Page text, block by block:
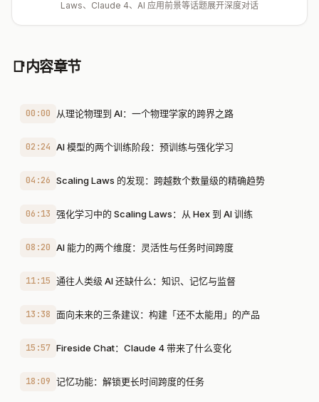
Laws、Claude 4、AI 应用前景等话题展开深度对话
📑内容章节
00:00 从理论物理到 AI：一个物理学家的跨界之路
02:24 AI 模型的两个训练阶段：预训练与强化学习
04:26 Scaling Laws 的发现：跨越数个数量级的精确趋势
06:13 强化学习中的 Scaling Laws：从 Hex 到 AI 训练
08:20 AI 能力的两个维度：灵活性与任务时间跨度
11:15 通往人类级 AI 还缺什么：知识、记忆与监督
13:38 面向未来的三条建议：构建「还不太能用」的产品
15:57 Fireside Chat：Claude 4 带来了什么变化
18:09 记忆功能：解锁更长时间跨度的任务